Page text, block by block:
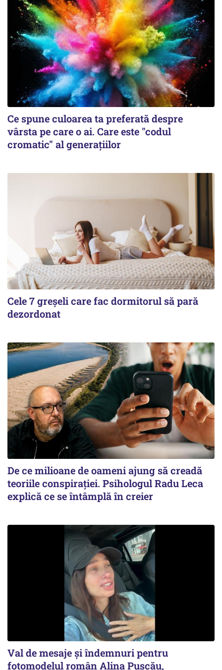
Ce spune culoarea ta preferată despre
vârsta pe care o ai. Care este "codul
cromatic" al generațiilor
Cele 7 greșeli care fac dormitorul să pară
dezordonat
De ce milioane de oameni ajung să creadă
teoriile conspirației. Psihologul Radu Leca
explică ce se întâmplă în creier
Val de mesaje și îndemnuri pentru
fotomodelul român Alina Pușcău,